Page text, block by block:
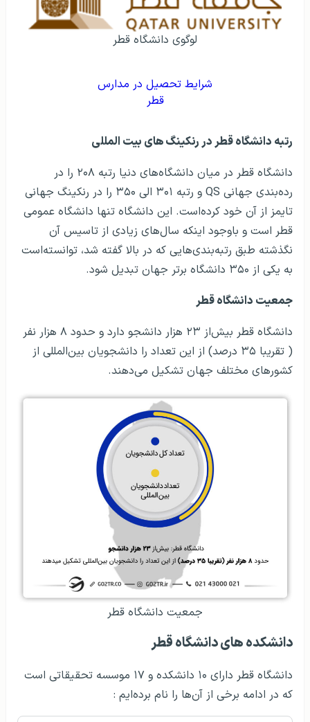
لوگوی دانشگاه قطر
شرایط تحصیل در مدارس
قطر
رتبه دانشگاه قطر در رنکینگ های بیت المللی
دانشگاه قطر در میان دانشگاه‌های دنیا رتبه ۲۰۸ را در
رده‌بندی جهانی QS و رتبه ۳۰۱ الی ۳۵۰ را در رنکینگ جهانی
تایمز از آن خود کرده‌است. این دانشگاه تنها دانشگاه عمومی
قطر است و باوجود اینکه سال‌های زیادی از تاسیس آن
نگذشته طبق رتبه‌بندی‌هایی که در بالا گفته شد، توانسته‌است
به یکی از ۳۵۰ دانشگاه برتر جهان تبدیل شود.
جمعیت دانشگاه قطر
دانشگاه قطر بیش‌از ۲۳ هزار دانشجو دارد و حدود ۸ هزار نفر
( تقریبا ۳۵ درصد) از این تعداد را دانشجویان بین‌المللی از
کشورهای مختلف جهان تشکیل می‌دهند.
جمعیت دانشگاه قطر
دانشکده‌ های دانشگاه قطر
دانشگاه قطر دارای ۱۰ دانشکده و ۱۷ موسسه تحقیقاتی است
که در ادامه برخی از آن‌ها را نام برده‌ایم :